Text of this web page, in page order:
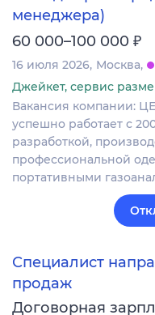
менеджера)
60 000–100 000 ₽
16 июля 2026 Москва
Джейкет, сервис
Вакансия компании:
успешно работает с
разработкой,
профессиональной
портативными
Специалист
продаж
Договорная